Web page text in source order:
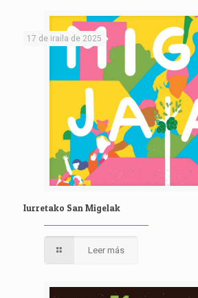
17 de iraila de 2025
Iurretako San Migelak
Leer más